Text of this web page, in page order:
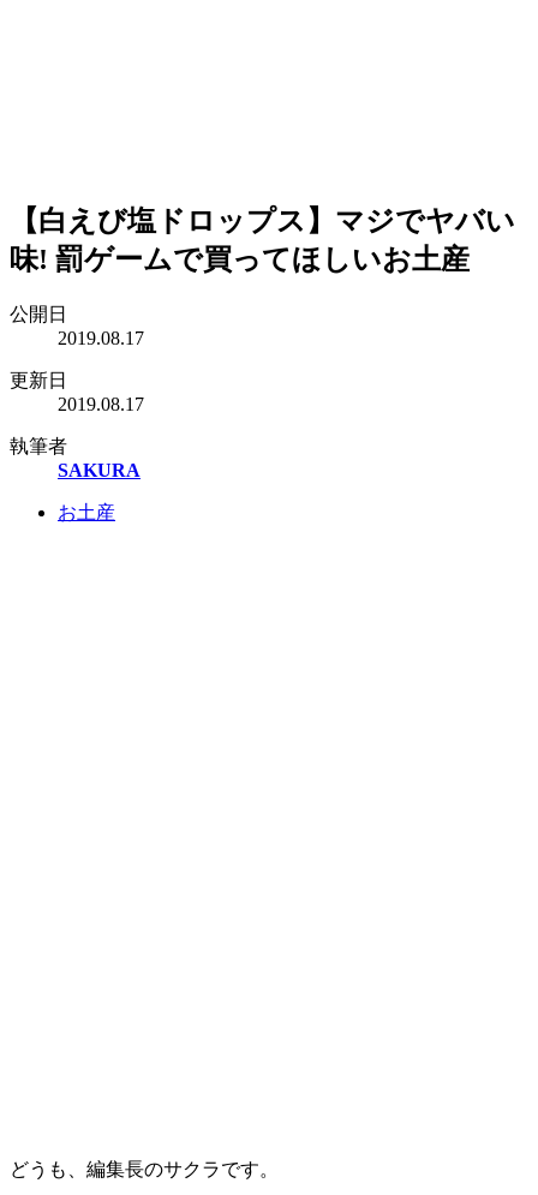
【白えび塩ドロップス】マジでヤバい
味! 罰ゲームで買ってほしいお土産
公開日
2019.08.17
更新日
2019.08.17
執筆者
SAKURA
お土産
どうも、編集長のサクラです。